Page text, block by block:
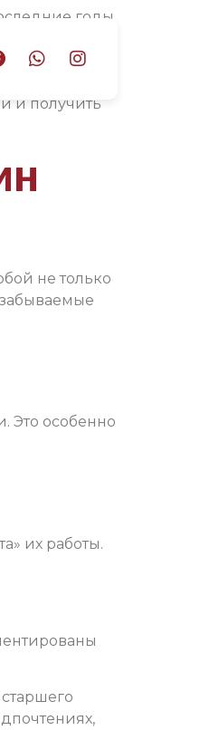
годы
расти,
числа
и получить
не только
Это особенно
их работы.